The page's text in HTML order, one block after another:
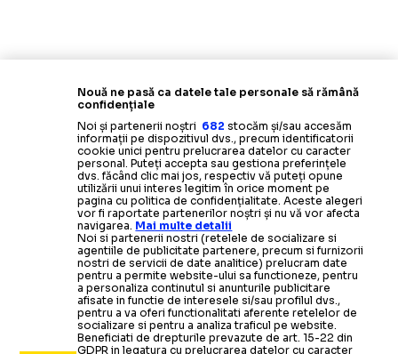
Nouă ne pasă ca datele tale personale să rămână
confidențiale
Noi și partenerii noștri 682 stocăm și/sau accesăm
informații pe dispozitivul dvs., precum identificatorii
cookie unici pentru prelucrarea datelor cu caracter
personal. Puteți accepta sau gestiona preferințele
dvs. făcând clic mai jos, respectiv vă puteți opune
utilizării unui interes legitim în orice moment pe
pagina cu politica de confidențialitate. Aceste alegeri
vor fi raportate partenerilor noștri și nu vă vor afecta
navigarea. Mai multe detalii
Noi si partenerii nostri (retelele de socializare si
agentiile de publicitate partenere, precum si furnizorii
nostri de servicii de date analitice) prelucram date
pentru a permite website-ului sa functioneze, pentru
a personaliza continutul si anunturile publicitare
afisate in functie de interesele si/sau profilul dvs.,
pentru a va oferi functionalitati aferente retelelor de
socializare si pentru a analiza traficul pe website.
Beneficiati de drepturile prevazute de art. 15-22 din
GDPR in legatura cu prelucrarea datelor cu caracter